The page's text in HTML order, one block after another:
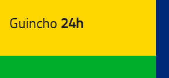
Guincho 24h